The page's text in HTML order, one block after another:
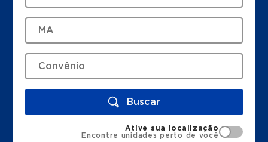
Buscar
Ative sua localização
Encontre unidades perto de você